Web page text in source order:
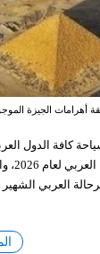
أهرامات الجيزة
كافة الدول
العربي